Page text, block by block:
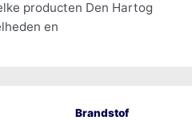
producten Den Hartog
en
Brandstof